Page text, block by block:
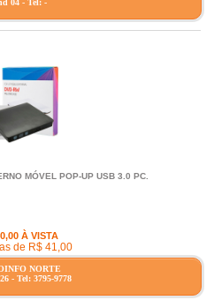
04 - Tel: -
MÓVEL POP-UP USB 3.0 PC.
À VISTA
de R$ 41,00
NORTE
- Tel: 3795-9778